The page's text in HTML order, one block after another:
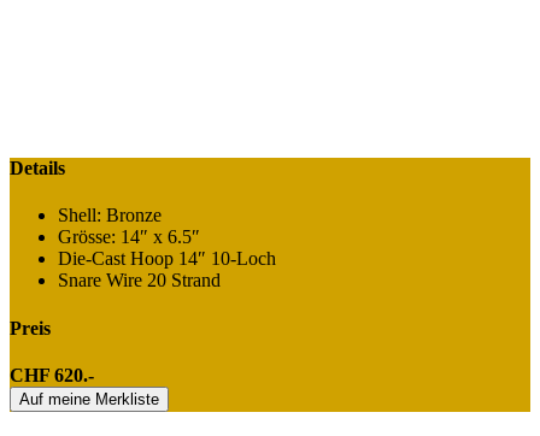
Details
Shell: Bronze
Grösse: 14″ x 6.5″
Die-Cast Hoop 14″ 10-Loch
Snare Wire 20 Strand
Preis
CHF 620.-
Auf meine Merkliste